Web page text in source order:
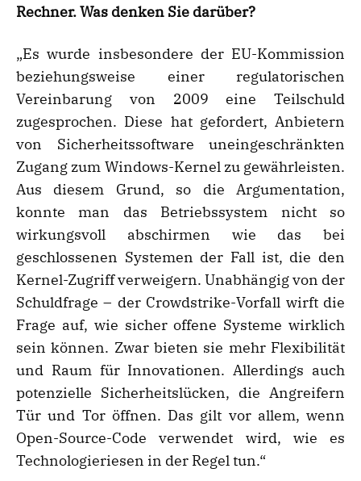
Rechner. Was denken Sie darüber?
„Es wurde insbesondere der EU-Kommission
beziehungsweise einer regulatorischen
Vereinbarung von 2009 eine Teilschuld
zugesprochen. Diese hat gefordert, Anbietern
von Sicherheitssoftware uneingeschränkten
Zugang zum Windows-Kernel zu gewährleisten.
Aus diesem Grund, so die Argumentation,
konnte man das Betriebssystem nicht so
wirkungsvoll abschirmen wie das bei
geschlossenen Systemen der Fall ist, die den
Kernel-Zugriff verweigern. Unabhängig von der
Schuldfrage – der Crowdstrike-Vorfall wirft die
Frage auf, wie sicher offene Systeme wirklich
sein können. Zwar bieten sie mehr Flexibilität
und Raum für Innovationen. Allerdings auch
potenzielle Sicherheitslücken, die Angreifern
Tür und Tor öffnen. Das gilt vor allem, wenn
Open-Source-Code verwendet wird, wie es
Technologieriesen in der Regel tun.“